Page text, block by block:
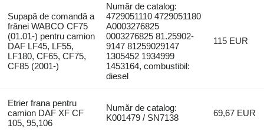
Supapă de comandă a
frânei WABCO CF75
(01.01-) pentru camion
DAF LF45, LF55,
LF180, CF65, CF75,
CF85 (2001-)
Număr de catalog:
4729051110 4729051180
A0003276825
0003276825 81.25902-
9147 81259029147
1305452 1934999
1453164, combustibil:
diesel
115 EUR
Etrier frana pentru
camion DAF XF CF
105, 95,106
Număr de catalog:
K001479 / SN7138
69,67 EUR